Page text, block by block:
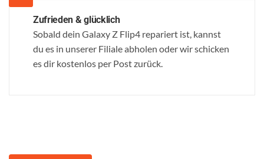
Zufrieden & glücklich
Sobald dein Galaxy Z Flip4 repariert ist, kannst
du es in unserer Filiale abholen oder wir schicken
es dir kostenlos per Post zurück.